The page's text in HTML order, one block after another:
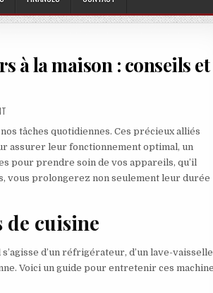
à la maison : conseils et
ON ENTRETIEN DE BASE DES APPAREILS
tâches quotidiennes. Ces précieux alliés
assurer leur fonctionnement optimal, un
pour prendre soin de vos appareils, qu’il
vous prolongerez non seulement leur durée
de cuisine
d’un réfrigérateur, d’un lave-vaisselle
Voici un guide pour entretenir ces